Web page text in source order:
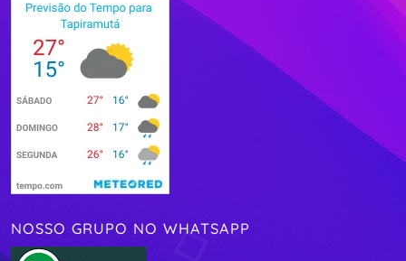
NOSSO GRUPO NO WHATSAPP